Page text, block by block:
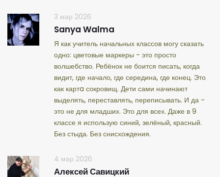
3 мар 2026
Sanya Walma
Я как учитель начальных классов могу сказать
одно: цветовые маркеры - это просто
волшебство. Ребёнок не боится писать, когда
видит, где начало, где середина, где конец. Это
как картa сокровищ. Дети сами начинают
выделять, переставлять, переписывать. И да -
это не для младших. Это для всех. Даже в 9
классе я использую синий, зелёный, красный.
Без стыда. Без снисхождения.
4 мар 2026
Алексей Савицкий